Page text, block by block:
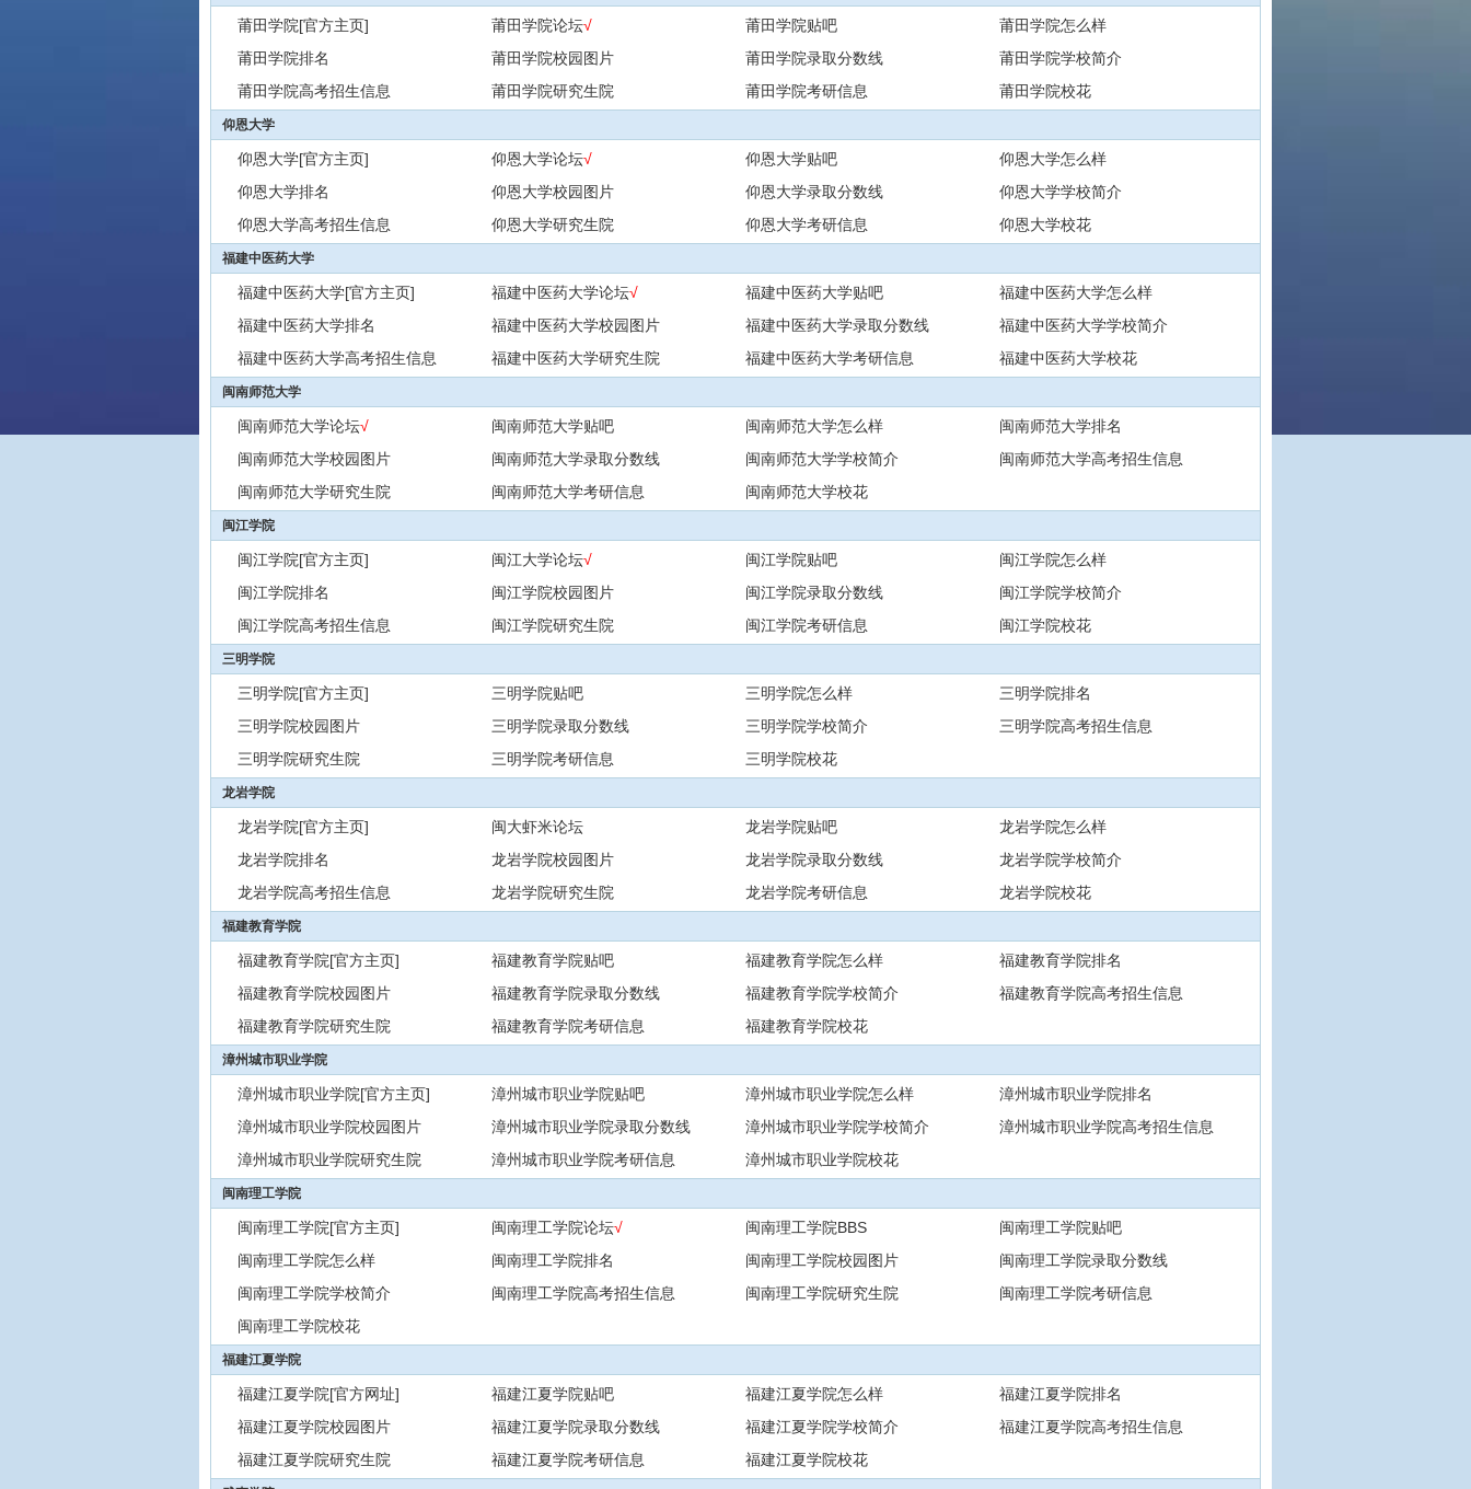
莆田学院[官方主页] 莆田学院论坛√ 莆田学院贴吧
莆田学院怎么样
莆田学院排名
莆田学院校园图片 莆田学院录取分数线
莆田学院学校简介
莆田学院高考招生信息
莆田学院研究生院 莆田学院考研信息 莆田学院校花
仰恩大学
仰恩大学[官方主页] 仰恩大学论坛√ 仰恩大学贴吧
仰恩大学怎么样
仰恩大学排名
仰恩大学校园图片 仰恩大学录取分数线
仰恩大学学校简介
仰恩大学高考招生信息
仰恩大学研究生院 仰恩大学考研信息 仰恩大学校花
福建中医药大学
福建中医药大学[官方主页] 福建中医药大学论坛√ 福建中医药大学贴吧
福建中医药大学怎么样
福建中医药大学排名
福建中医药大学校园图片 福建中医药大学录取分数线
福建中医药大学学校简介
福建中医药大学高考招生信息
福建中医药大学研究生院 福建中医药大学考研信息 福建中医药大学校花
闽南师范大学
闽南师范大学论坛√ 闽南师范大学贴吧 闽南师范大学怎么样
闽南师范大学排名
闽南师范大学校园图片
闽南师范大学录取分数线 闽南师范大学学校简介
闽南师范大学高考招生信息
闽南师范大学研究生院
闽南师范大学考研信息 闽南师范大学校花
闽江学院
闽江学院[官方主页] 闽江大学论坛√ 闽江学院贴吧
闽江学院怎么样
闽江学院排名
闽江学院校园图片 闽江学院录取分数线
闽江学院学校简介
闽江学院高考招生信息
闽江学院研究生院 闽江学院考研信息 闽江学院校花
三明学院
三明学院[官方主页] 三明学院贴吧 三明学院怎么样
三明学院排名
三明学院校园图片
三明学院录取分数线 三明学院学校简介
三明学院高考招生信息
三明学院研究生院
三明学院考研信息 三明学院校花
龙岩学院
龙岩学院[官方主页] 闽大虾米论坛 龙岩学院贴吧
龙岩学院怎么样
龙岩学院排名
龙岩学院校园图片 龙岩学院录取分数线
龙岩学院学校简介
龙岩学院高考招生信息
龙岩学院研究生院 龙岩学院考研信息 龙岩学院校花
福建教育学院
福建教育学院[官方主页] 福建教育学院贴吧 福建教育学院怎么样
福建教育学院排名
福建教育学院校园图片
福建教育学院录取分数线 福建教育学院学校简介
福建教育学院高考招生信息
福建教育学院研究生院
福建教育学院考研信息 福建教育学院校花
漳州城市职业学院
漳州城市职业学院[官方主页] 漳州城市职业学院贴吧 漳州城市职业学院怎么样
漳州城市职业学院排名
漳州城市职业学院校园图片
漳州城市职业学院录取分数线 漳州城市职业学院学校简介
漳州城市职业学院高考招生信息
漳州城市职业学院研究生院
漳州城市职业学院考研信息 漳州城市职业学院校花
闽南理工学院
闽南理工学院[官方主页] 闽南理工学院论坛√ 闽南理工学院BBS
闽南理工学院贴吧
闽南理工学院怎么样
闽南理工学院排名 闽南理工学院校园图片
闽南理工学院录取分数线
闽南理工学院学校简介
闽南理工学院高考招生信息 闽南理工学院研究生院
闽南理工学院考研信息
闽南理工学院校花
福建江夏学院
福建江夏学院[官方网址] 福建江夏学院贴吧 福建江夏学院怎么样
福建江夏学院排名
福建江夏学院校园图片
福建江夏学院录取分数线 福建江夏学院学校简介
福建江夏学院高考招生信息
福建江夏学院研究生院
福建江夏学院考研信息 福建江夏学院校花